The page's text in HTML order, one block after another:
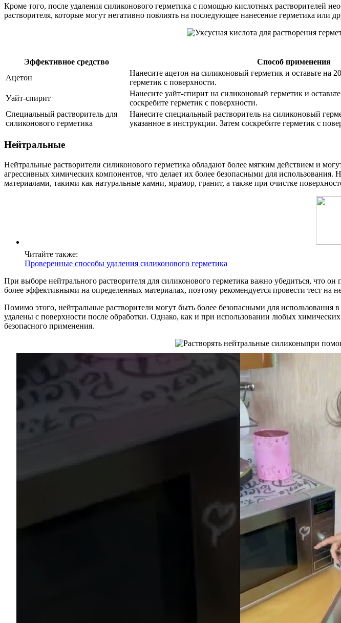
Кроме того, после удаления силиконового герметика с помощью кислотных растворителей
растворителя, которые могут негативно повлиять на последующее нанесение герметика или
Эффективное средство Способ применения
Ацетон
Нанесите ацетон на силиконовый герметик и оставьте на
герметик с поверхности.
Уайт-спирит
Нанесите уайт-спирит на силиконовый герметик и
соскребите герметик с поверхности.
Специальный растворитель для
силиконового герметика
Нанесите специальный растворитель на силиконовый
указанное в инструкции. Затем соскребите герметик с
Нейтральные
Нейтральные растворители силиконового герметика обладают более мягким действием и
агрессивных химических компонентов, что делает их более безопасными для
материалами, такими как натуральные камни, мрамор, гранит, а также при очистке
Читайте также:
Проверенные способы удаления силиконового герметика
При выборе нейтрального растворителя для силиконового герметика важно убедиться, что
более эффективными на определенных материалах, поэтому рекомендуется провести тест на
Помимо этого, нейтральные растворители могут быть более безопасными для
удалены с поверхности после обработки. Однако, как и при использовании любых
безопасного применения.